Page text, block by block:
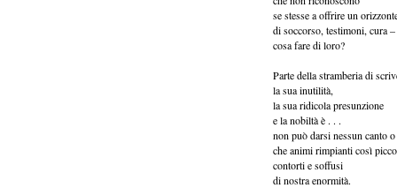
se stesse a offrire un
di soccorso, testimoni, cura –
cosa fare di loro?
Parte della stramberia di
la sua inutilità,
la sua ridicola presunzione
e la nobiltà è . . .
non può darsi nessun canto o
che animi rimpianti così
contorti e soffusi
di nostra enormità.